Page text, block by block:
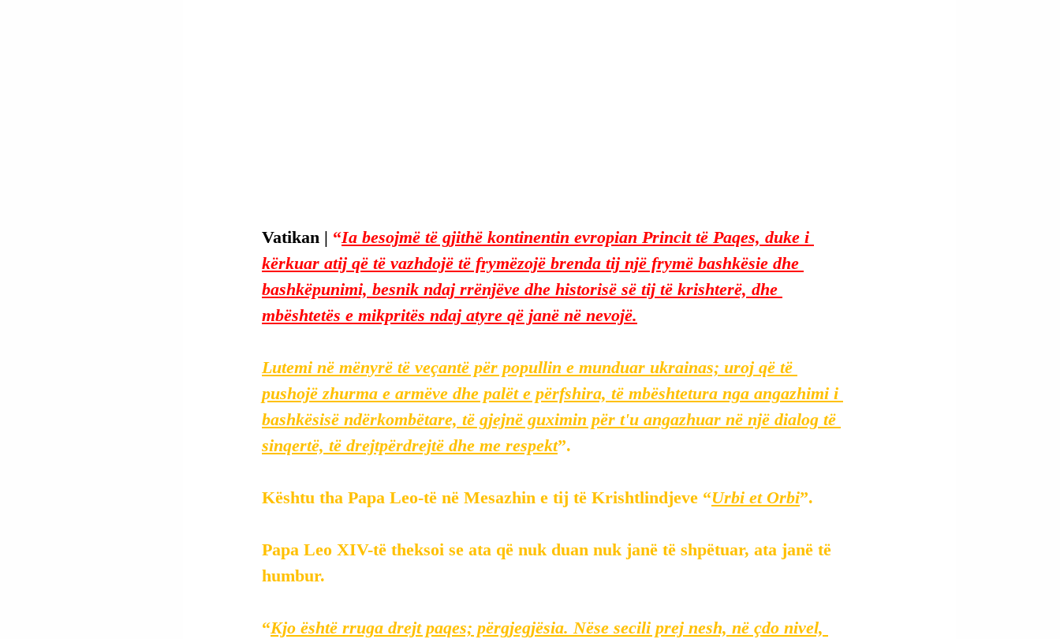
Vatikan | “Ia besojmë të gjithë kontinentin evropian Princit të Paqes, duke i
kërkuar atij që të vazhdojë të frymëzojë brenda tij një frymë bashkësie dhe
bashkëpunimi, besnik ndaj rrënjëve dhe historisë së tij të krishterë, dhe
mbështetës e mikpritës ndaj atyre që janë në nevojë.
Lutemi në mënyrë të veçantë për popullin e munduar ukrainas; uroj që të
pushojë zhurma e armëve dhe palët e përfshira, të mbështetura nga angazhimi i
bashkësisë ndërkombëtare, të gjejnë guximin për t'u angazhuar në një dialog të
sinqertë, të drejtpërdrejtë dhe me respekt”.
Kështu tha Papa Leo-të në Mesazhin e tij të Krishtlindjeve “Urbi et Orbi”.
Papa Leo XIV-të theksoi se ata që nuk duan nuk janë të shpëtuar, ata janë të
humbur.
“Kjo është rruga drejt paqes; përgjegjësia. Nëse secili prej nesh, në çdo nivel,